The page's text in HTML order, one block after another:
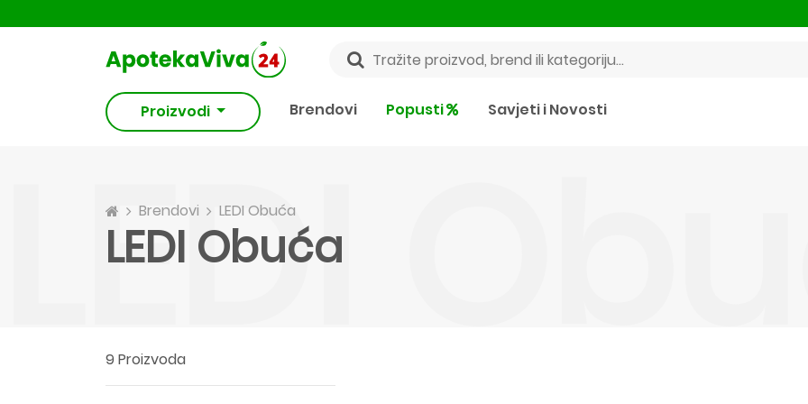
Proizvodi Brendovi Popusti Savjeti i Novosti
Brendovi LEDI Obuća
LEDI Obuća
LEDI
9 Proizvoda